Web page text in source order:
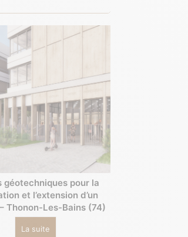
géotechniques pour la
et l’extension d’un
Thonon-Les-Bains (74)
La suite
vos Options